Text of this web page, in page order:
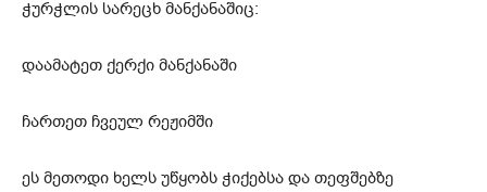
ჭურჭლის სარეცხ მანქანაშიც:
დაამატეთ ქერქი მანქანაში
ჩართეთ ჩვეულ რეჟიმში
ეს მეთოდი ხელს უწყობს ჭიქებსა და თეფშებზე